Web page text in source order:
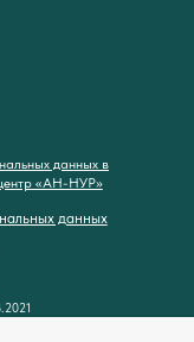
данных в
«АН-НУР»
данных